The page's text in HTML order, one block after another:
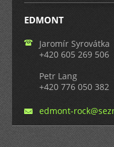
EDMONT
Jaromír Syrovátka
+420 605 269 506
Petr Lang
+420 776 050 382
edmont-r